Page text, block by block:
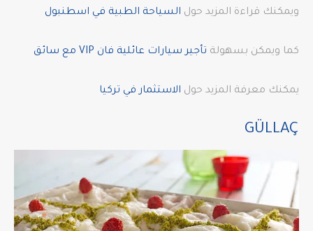
ويمكنك قراءة المزيد حول السياحة الطبية في اسطنبول
كما ويمكن بسهولة تأجير سيارات عائلية فان VIP مع سائق
يمكنك معرفة المزيد حول الاستثمار في تركيا
GÜLLAÇ